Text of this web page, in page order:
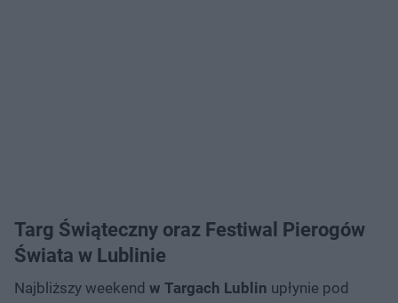
Targ Świąteczny oraz Festiwal Pierogów
Świata w Lublinie
Najbliższy weekend w Targach Lublin upłynie pod